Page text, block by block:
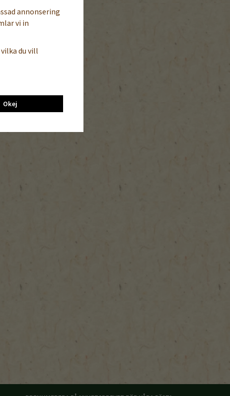
annonsering
vi in
du vill
Okej